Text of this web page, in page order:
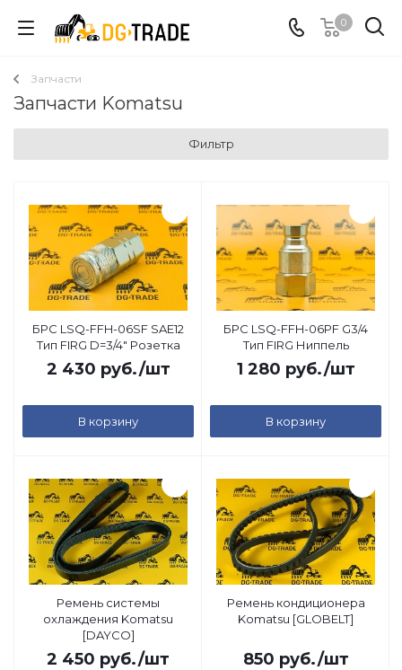
0
Запчасти
Запчасти Komatsu
Фильтр
БРС LSQ-FFH-06SF SAE12
Тип FIRG D=3/4" Розетка
2 430 руб./шт
В корзину
БРС LSQ-FFH-06PF G3/4
Тип FIRG Ниппель
1 280 руб./шт
В корзину
Ремень системы
охлаждения Komatsu
[DAYCO]
2 450 руб./шт
Ремень кондиционера
Komatsu [GLOBELT]
850 руб./шт